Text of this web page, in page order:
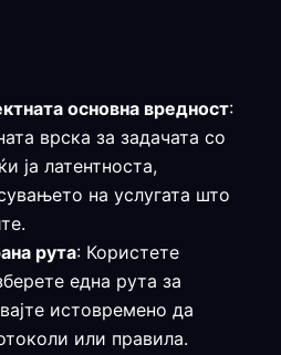
основна вредност:
врска за задачата со
ја латентноста,
на услугата што
рута: Користете
една рута за
истовремено да
или правила.